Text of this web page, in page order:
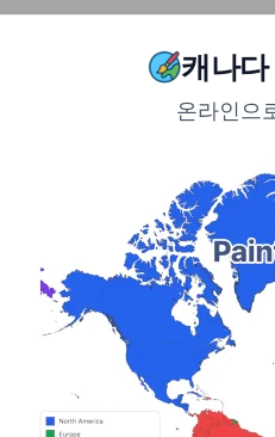
Main Navigation
캐나
온라인으